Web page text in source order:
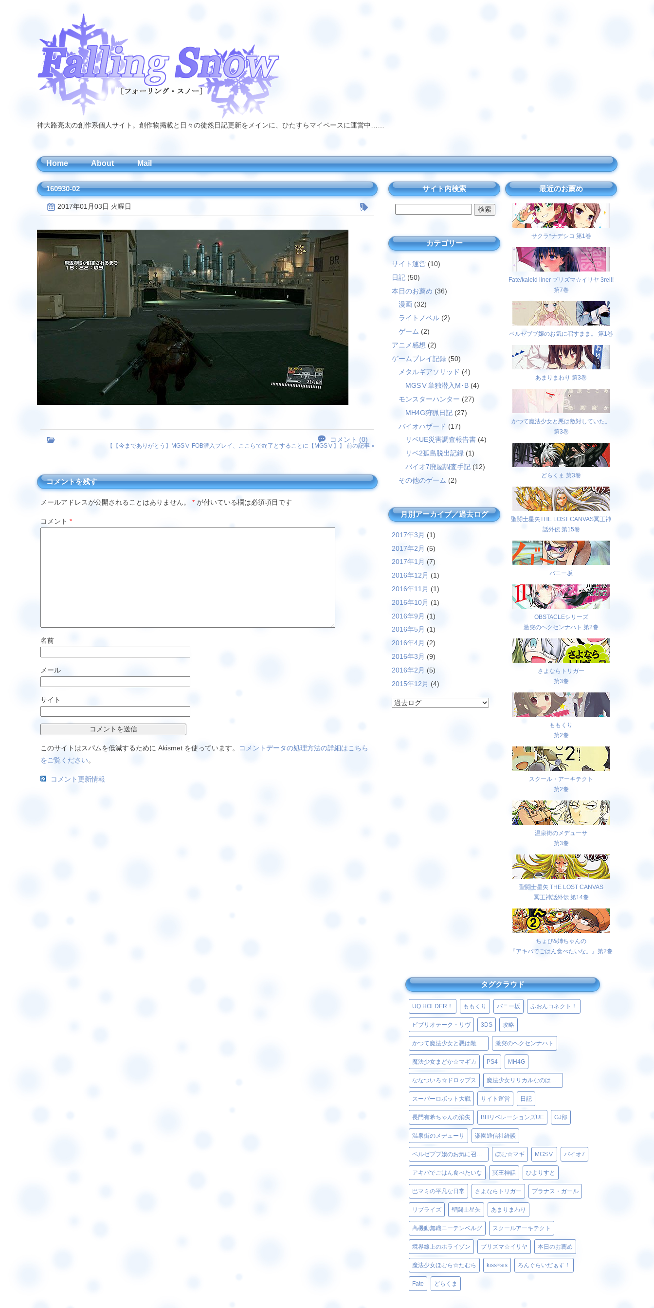
神大路亮太の創作系個人サイト。創作物掲載と日々の徒然日記更新をメインに、ひたすらマイペースに運営中……
Home About Mail
160930-02
2017年01月03日 火曜日
コメント (0)
【 【今までありがとう】MGSⅤ FOB潜入プレイ、ここらで終了とすることに【MGSⅤ】 】 前の記事 »
コメントを残す
メールアドレスが公開されることはありません。 * が付いている欄は必須項目です
コメント *
名前
メール
サイト
このサイトはスパムを低減するために Akismet を使っています。
コメントデータの処理方法の詳細はこちら
をご覧ください。
コメント更新情報
サイト内検索
カテゴリー
サイト運営 (10)
日記 (50)
本日のお薦め (36)
漫画 (32)
ライトノベル (2)
ゲーム (2)
アニメ感想 (2)
ゲームプレイ記録 (50)
メタルギアソリッド (4)
MGSⅤ単独潜入M･B (4)
モンスターハンター (27)
MH4G狩猟日記 (27)
バイオハザード (17)
リベUE災害調査報告書 (4)
リベ2孤島脱出記録 (1)
バイオ7廃屋調査手記 (12)
その他のゲーム (2)
月別アーカイブ／過去ログ
2017年3月 (1)
2017年2月 (5)
2017年1月 (7)
2016年12月 (1)
2016年11月 (1)
2016年10月 (1)
2016年9月 (1)
2016年5月 (1)
2016年4月 (2)
2016年3月 (9)
2016年2月 (5)
2015年12月 (4)
最近のお薦め
サクラ*ナデシコ 第1巻
Fate/kaleid liner プリズマ☆イリヤ 3rei!!
第7巻
ベルゼブブ嬢のお気に召すまま。 第1巻
あまりまわり 第3巻
かつて魔法少女と悪は敵対していた。
第3巻
どらくま 第3巻
聖闘士星矢THE LOST CANVAS冥王神
話外伝 第15巻
バニー坂
OBSTACLEシリーズ
激突のヘクセンナハト 第2巻
さよならトリガー
第3巻
ももくり
第2巻
スクール・アーキテクト
第2巻
温泉街のメデューサ
第3巻
聖闘士星矢 THE LOST CANVAS
冥王神話外伝 第14巻
ちょび&姉ちゃんの
『アキバでごはん食べたいな。』第2巻
タグクラウド
UQ HOLDER！ ももくり バニー坂 ふおんコネクト！
ビブリオテーク・リヴ 3DS 攻略
かつて魔法少女と悪は敵対していた。 激突のヘクセンナハト
魔法少女まどか☆マギカ PS4 MH4G
ななついろ☆ドロップス 魔法少女リリカルなのはViVid
スーパーロボット大戦 サイト運営 日記
長門有希ちゃんの消失 BHリベレーションズUE GJ部
温泉街のメデューサ 楽園通信社綺談
ベルゼブブ嬢のお気に召すまま。 ぽむ☆マギ MGSⅤ バイオ7
アキバでごはん食べたいな 冥王神話 ひよりすと
巴マミの平凡な日常 さよならトリガー プラナス・ガール
リプライズ 聖闘士星矢 あまりまわり
高機動無職ニーテンベルグ スクールアーキテクト
境界線上のホライゾン プリズマ☆イリヤ 本日のお薦め
魔法少女ほむら☆たむら kiss×sis ろんぐらいだぁす！
Fate どらくま